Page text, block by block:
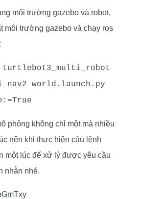
môi trường gazebo và robot,
môi trường gazebo và chạy ros
turtlebot3_multi_robot
phỏng không chỉ một mà nhiều
nên khi thực hiện câu lệnh
một lúc để xử lý được yêu cầu
nhẫn nhé.